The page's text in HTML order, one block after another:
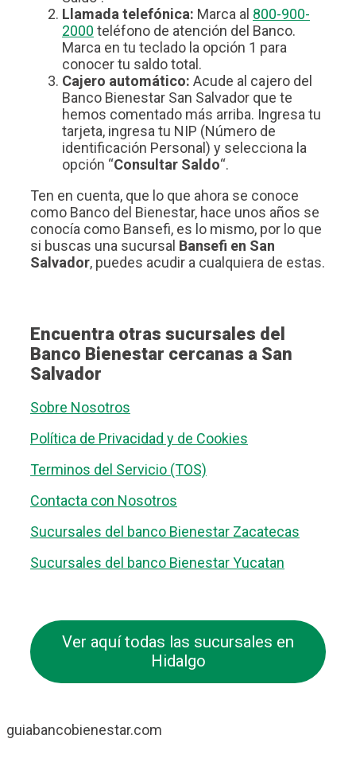
Llamada telefónica: Marca al 800-900-
2000 teléfono de atención del Banco.
Marca en tu teclado la opción 1 para
conocer tu saldo total.
Cajero automático: Acude al cajero del
Banco Bienestar San Salvador que te
hemos comentado más arriba. Ingresa tu
tarjeta, ingresa tu NIP (Número de
identificación Personal) y selecciona la
opción “Consultar Saldo“.
Ten en cuenta, que lo que ahora se conoce
como Banco del Bienestar, hace unos años se
conocía como Bansefi, es lo mismo, por lo que
si buscas una sucursal Bansefi en San
Salvador, puedes acudir a cualquiera de estas.
Encuentra otras sucursales del
Banco Bienestar cercanas a San
Salvador
Sobre Nosotros
Política de Privacidad y de Cookies
Terminos del Servicio (TOS)
Contacta con Nosotros
Sucursales del banco Bienestar Zacatecas
Sucursales del banco Bienestar Yucatan
Ver aquí todas las sucursales en
Hidalgo
guiabancobienestar.com